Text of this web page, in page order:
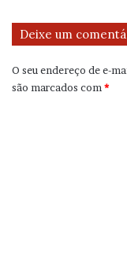
Deixe um
O seu endereço de e-
são marcados com*